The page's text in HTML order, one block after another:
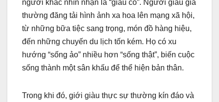
người khác nhìn nhận là “giàu có”. Người giàu giả
thường đăng tải hình ảnh xa hoa lên mạng xã hội,
từ những bữa tiệc sang trọng, món đồ hàng hiệu,
đến những chuyến du lịch tốn kém. Họ có xu
hướng “sống ảo” nhiều hơn “sống thật”, biến cuộc
sống thành một sân khấu để thể hiện bản thân.
Trong khi đó, giới giàu thực sự thường kín đáo và